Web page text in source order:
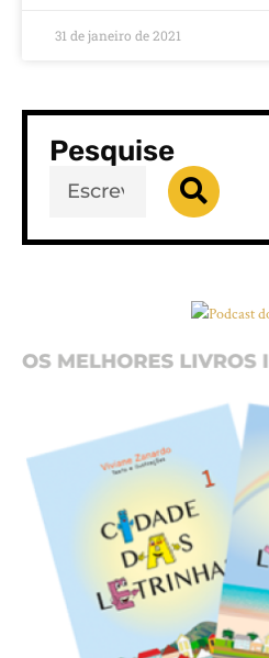
31 de janeiro de 2021
Pesquise